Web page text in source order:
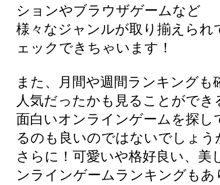
ションやブラウザゲームなど
様々なジャンルが取り揃えら
ェックできちゃいます！
また、月間や週間ランキング
人気だったかも見ることができ
面白いオンラインゲームを探
るのも良いのではないでしょう
さらに！可愛いや格好良い、
ンラインゲームランキングもあ